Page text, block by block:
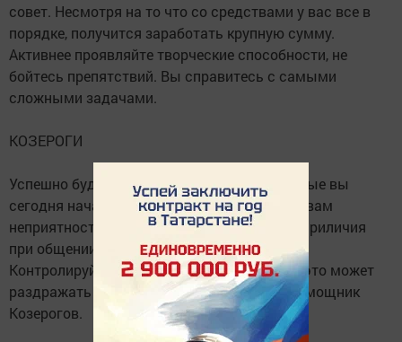
совет. Несмотря на то что со средствами у вас все в
порядке, получится заработать крупную сумму.
Активнее проявляйте творческие способности, не
бойтесь препятствий. Вы справитесь с самыми
сложными задачами.
КОЗЕРОГИ
Успешно будут развиваться проекты, которые вы
сегодня начали. Амбиции могут доставить вам
неприятности, соблюдайте такт и правила приличия
при общении с малознакомыми людьми.
Контролируйте проявление власти, так как это может
раздражать окружающих. Спокойствие - помощник
Козерогов.